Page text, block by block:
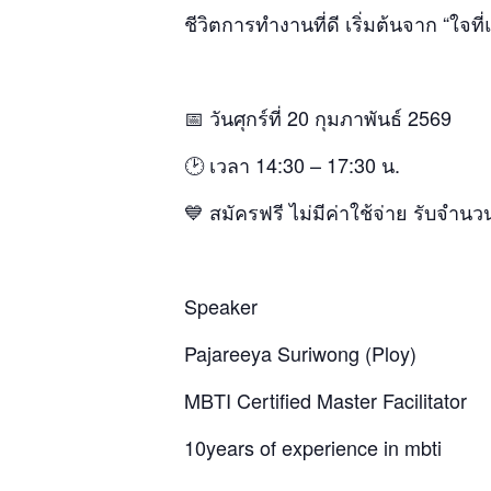
ชีวิตการทำงานที่ดี เริ่มต้นจาก “ใจที่
📅 วันศุกร์ที่ 20 กุมภาพันธ์ 2569
🕑 เวลา 14:30 – 17:30 น.
💙 สมัครฟรี ไม่มีค่าใช้จ่าย รับจำนว
Speaker
Pajareeya Suriwong (Ploy)
MBTI Certified Master Facilitator
10years of experience in mbti